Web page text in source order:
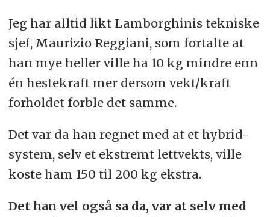
Jeg har alltid likt Lamborghinis tekniske
sjef, Maurizio Reggiani, som fortalte at
han mye heller ville ha 10 kg mindre enn
én hestekraft mer dersom vekt/kraft
forholdet forble det samme.
Det var da han regnet med at et hybrid-
system, selv et ekstremt lettvekts, ville
koste ham 150 til 200 kg ekstra.
Det han vel også sa da, var at selv med